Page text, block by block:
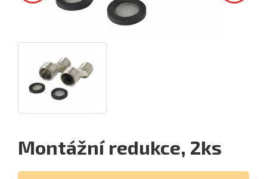
Montážní redukce, 2ks